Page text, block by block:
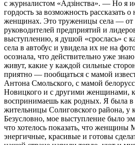
с журналистом «Адзінства». — Но я
гордость за возможность рассказать
женщинах. Это труженицы села — от
руководителей предприятий и
выступлению, я душой «срослась» с
села в автобус и увидела их не на
осознала, что действительно уже
живут, какие у каждой сильные
приятно — пообщаться с мамой
Антона Смольского, с мамой
Новицкого и с другими женщинами,
воспринимаешь как родных. Я была
жительницы Солиговского района, у
Безусловно, мое выступление было
что хотелось показать, что
энергичные, красивые и готовы